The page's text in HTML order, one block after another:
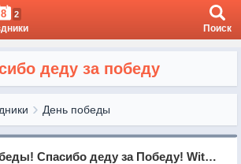
8 2
Поиск
деду за победу
День победы
С Днем Победы! Спасибо деду за Победу! With The Victory Day! Thank you grandpa for the Victory!